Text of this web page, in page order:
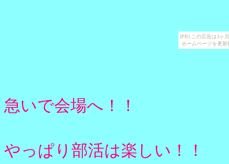
[PR] この広告は3ヶ
ホームページを更
急いで会場へ！！
やっぱり部活は楽しい！！